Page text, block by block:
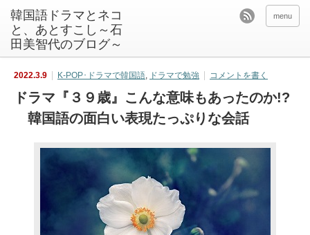
韓国語ドラマとネコ
と、あとすこし～石
田美智代のブログ～
menu
2022.3.9 K-POP･ドラマで韓国語, ドラマで勉強 コメントを書く
ドラマ『３９歳』こんな意味もあったのか!?
韓国語の面白い表現たっぷりな会話